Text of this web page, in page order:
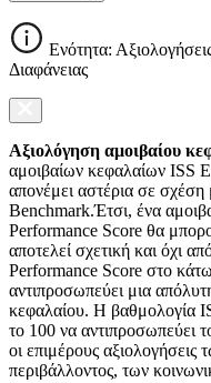
Ενότητα:
Διαφάνειας
Αξιολόγηση αμοιβαίου
αμοιβαίων κεφαλαίων ISS
απονέμει αστέρια σε
Benchmark.Έτσι, ένα
Performance Score θα
αποτελεί σχετική και όχι
Performance Score στο
αντιπροσωπεύει μια
κεφαλαίου. Η βαθμολογία
το 100 να αντιπροσωπεύει
οι επιμέρους αξιολογήσεις
περιβάλλοντος, των